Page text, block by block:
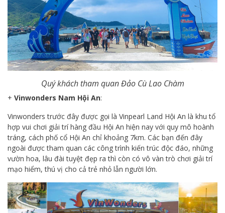
Quý khách tham quan Đảo Cù Lao Chàm
+ Vinwonders Nam Hội An:
Vinwonders trước đây được gọi là Vinpearl Land Hội An là khu tổ
hợp vui chơi giải trí hàng đầu Hội An hiện nay với quy mô hoành
tráng, cách phố cổ Hội An chỉ khoảng 7km. Các bạn đến đây
ngoài được tham quan các công trình kiến trúc độc đáo, những
vườn hoa, lâu đài tuyệt đẹp ra thì còn có vô vàn trò chơi giải trí
mạo hiểm, thú vị cho cả trẻ nhỏ lẫn người lớn.